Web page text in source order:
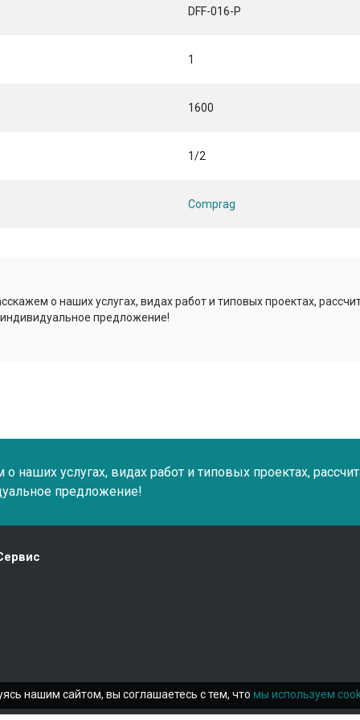
DFF-016-P
1
1600
1/2
Comprag
о наших услугах, видах работ и типовых проектах,
предложение!
наших услугах, видах работ и типовых проектах,
предложение!
нашим сайтом, вы соглашаетесь с тем, что мы используем